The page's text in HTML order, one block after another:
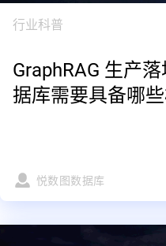
行业科普
GraphRAG 生产
据库需要具备哪
悦数图数据库